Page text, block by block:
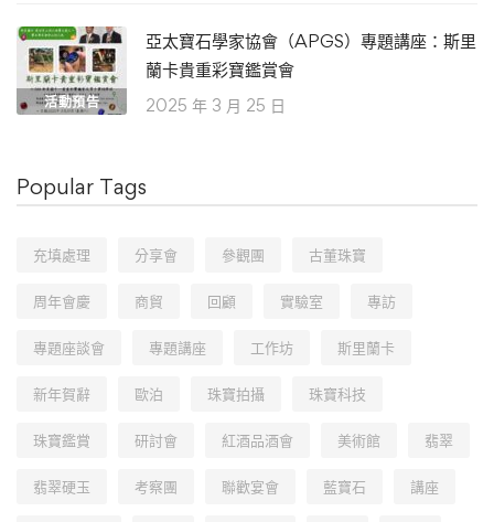
活動預告
亞太寶石學家協會（APGS）專題講座：斯里
蘭卡貴重彩寶鑑賞會
2025 年 3 月 25 日
Popular Tags
充填處理 分享會 參觀團 古董珠寶
周年會慶 商貿 回顧 實驗室 專訪
專題座談會 專題講座 工作坊 斯里蘭卡
新年賀辭 歐泊 珠寶拍攝 珠寶科技
珠寶鑑賞 研討會 紅酒品酒會 美術館 翡翠
翡翠硬玉 考察團 聯歡宴會 藍寶石 講座